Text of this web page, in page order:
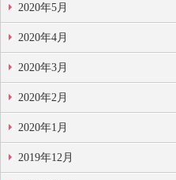
2020年5月
2020年4月
2020年3月
2020年2月
2020年1月
2019年12月